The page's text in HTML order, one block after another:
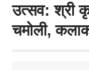
उत्सव: श्री
चमोली,